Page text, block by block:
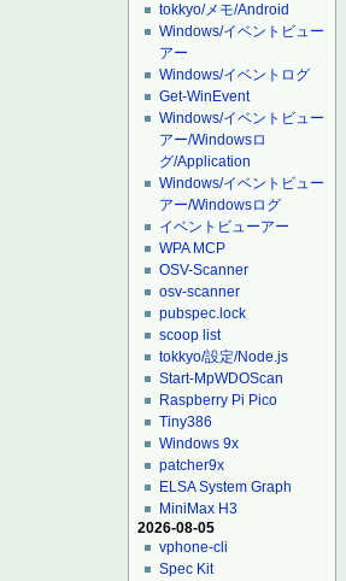
tokkyo/メモ/Android
Windows/イベントビュー
アー
Windows/イベントログ
Get-WinEvent
Windows/イベントビュー
アー/Windowsロ
グ/Application
Windows/イベントビュー
アー/Windowsログ
イベントビューアー
WPA MCP
OSV-Scanner
osv-scanner
pubspec.lock
scoop list
tokkyo/設定/Node.js
Start-MpWDOScan
Raspberry Pi Pico
Tiny386
Windows 9x
patcher9x
ELSA System Graph
MiniMax H3
2026-08-05
vphone-cli
Spec Kit